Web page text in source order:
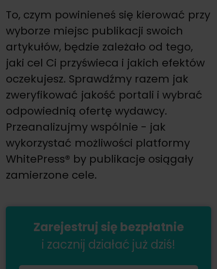
To, czym powinieneś się kierować przy
wyborze miejsc publikacji swoich
artykułów, będzie zależało od tego,
jaki cel Ci przyświeca i jakich efektów
oczekujesz. Sprawdźmy razem jak
zweryfikować jakość portali i wybrać
odpowiednią ofertę wydawcy.
Przeanalizujmy wspólnie - jak
wykorzystać możliwości platformy
WhitePress® by publikacje osiągały
zamierzone cele.
Zarejestruj się bezpłatnie
i zacznij działać już dziś!